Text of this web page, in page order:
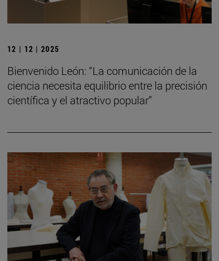
12 | 12 | 2025
Bienvenido León: “La comunicación de la
ciencia necesita equilibrio entre la precisión
científica y el atractivo popular”